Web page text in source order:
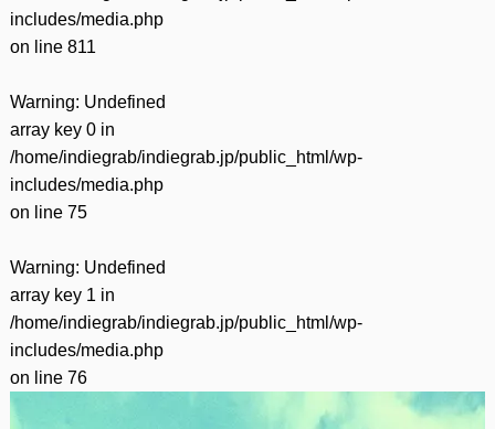
includes/media.php
on line 811
Warning: Undefined
array key 0 in
/home/indiegrab/indiegrab.jp/public_html/wp-
includes/media.php
on line 75
Warning: Undefined
array key 1 in
/home/indiegrab/indiegrab.jp/public_html/wp-
includes/media.php
on line 76